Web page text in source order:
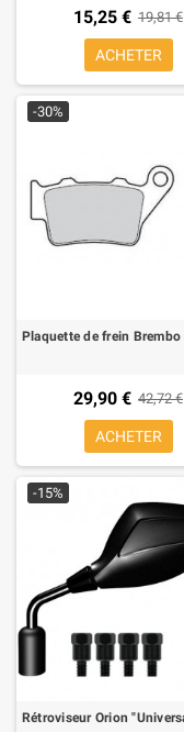
15,25 € 19,81 €
ACHETER
-30%
29,90 € 42,72 €
ACHETER
-15%